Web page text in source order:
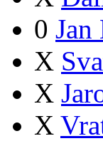
0 Jan
X
X
X